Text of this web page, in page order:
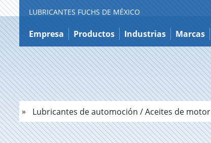
Ir
a
contenido
LUBRICANTES FUCHS DE MÉXICO
Empresa Productos Industrias Marcas
Lubricantes de automoción / Aceites de motor